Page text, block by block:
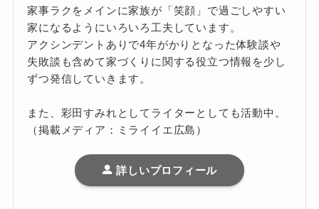
家事ラクをメインに家族が「笑顔」で過ごしやすい
家になるようにいろいろ工夫しています。
アクシンデントありで4年がかりとなった体験談や
失敗談も含めて家づくりに関する役立つ情報を少し
ずつ発信していきます。
また、彩田すみれとしてライターとしても活動中。
（掲載メディア：ミライイエ広島）
詳しいプロフィール